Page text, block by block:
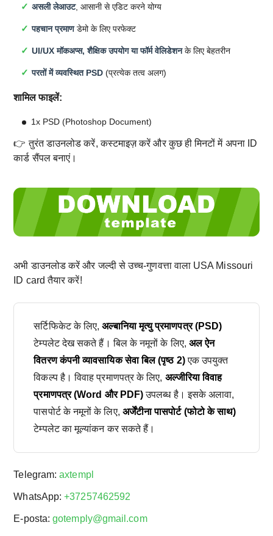
असली लेआउट, आसानी से एडिट करने योग्य
पहचान प्रमाणडेमो के लिए परफेक्ट
UI/UX मॉकअप्स, शैक्षिक उपयोग या फॉर्म वेलिडेशनके लिए बेहतरीन
परतों में व्यवस्थित PSD (प्रत्येक तत्व अलग)
शामिल फाइलें:
1x PSD (Photoshop Document)
👉 तुरंत डाउनलोड करें, कस्टमाइज़ करें और कुछ ही मिनटों में अपना ID
कार्ड सैंपल बनाएं।
अभी डाउनलोड करें और जल्दी से उच्च-गुणवत्ता वाला USA Missouri
ID card तैयार करें!
सर्टिफिकेट के लिए,अल्बानिया मृत्यु प्रमाणपत्र (PSD)
टेम्पलेट देख सकते हैं। बिल के नमूनों के लिए, अल ऐन
वितरण कंपनी व्यावसायिक सेवा बिल (पृष्ठ 2)एक उपयुक्त
विकल्प है। विवाह प्रमाणपत्र के लिए, अल्जीरिया विवाह
प्रमाणपत्र (Word और PDF)उपलब्ध है। इसके अलावा,
पासपोर्ट के नमूनों के लिए, अर्जेंटीना पासपोर्ट (फोटो के साथ)
टेम्पलेट का मूल्यांकन कर सकते हैं।
Telegram:axtempl
WhatsApp:+37257462592
E-posta:gotemply@gmail.com